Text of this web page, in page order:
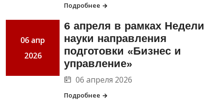
Подробнее
06 апр
2026
6 апреля в рамках Недели
науки направления
подготовки «Бизнес и
управление»
06 апреля 2026
Подробнее